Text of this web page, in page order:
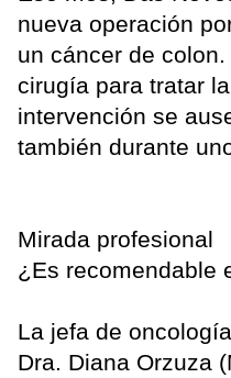
nueva operación
un cáncer de
cirugía para tratar
intervención se
también durante
Mirada profesional
¿Es recomendable
La jefa de
Dra. Diana Orzuza